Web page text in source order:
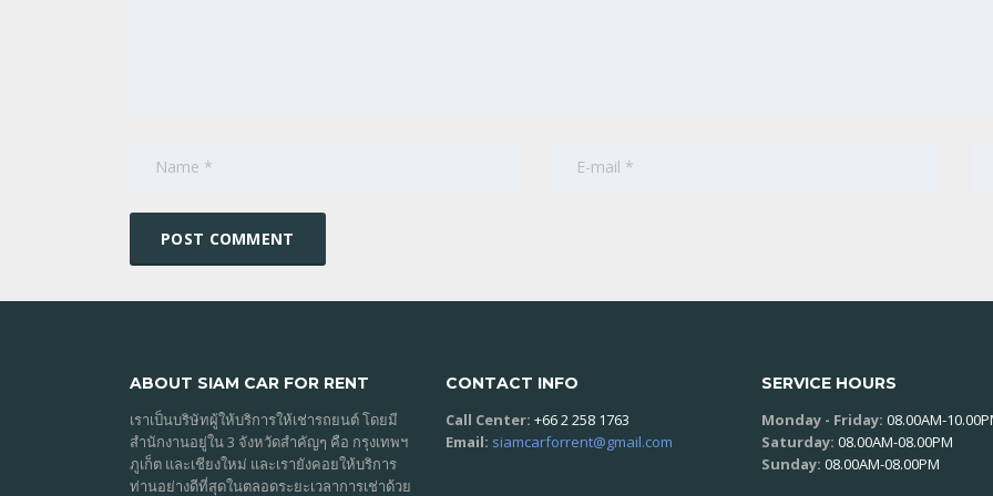
ABOUT SIAM CAR FOR RENT
เราเป็นบริษัทผู้ให้บริการให้เช่ารถยนต์ โดยมี
สำนักงานอยู่ใน 3 จังหวัดสำคัญๆ คือ กรุงเทพฯ
ภูเก็ต และเชียงใหม่ และเรายังคอยให้บริการ
ท่านอย่างดีที่สุดในตลอดระยะเวลาการเช่าด้วย
CONTACT INFO
Call Center: +66 2 258 1763
Email: siamcarforrent@gmail.com
SERVICE HOURS
Monday - Friday: 08.00AM-
Saturday: 08.00AM-08.00PM
Sunday: 08.00AM-08.00PM